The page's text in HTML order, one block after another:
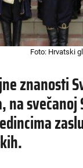
Foto: Hrvatski
znanosti
na